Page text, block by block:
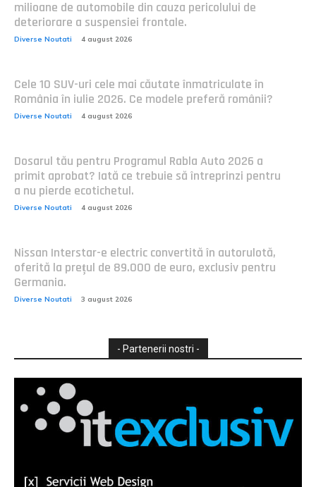
milioane de automobile din cauza pericolului de
deteriorare a suspensiei frontale.
Diverse Noutati 4 august 2026
Cele 10 SUV-uri cele mai căutate înmatriculate în
România în iulie 2026. Ce modele preferă românii?
Diverse Noutati 4 august 2026
Dosarul tău pentru Programul Rabla Auto 2026 a
primit aprobat? Iată ce trebuie să întreprinzi pentru
a nu pierde ecotichetul.
Diverse Noutati 4 august 2026
Nissan Interstar-e electric convertită în autorulotă,
oferită la prețul de 89.000 de euro, exclusiv pentru
Germania.
Diverse Noutati 3 august 2026
- Partenerii nostri -